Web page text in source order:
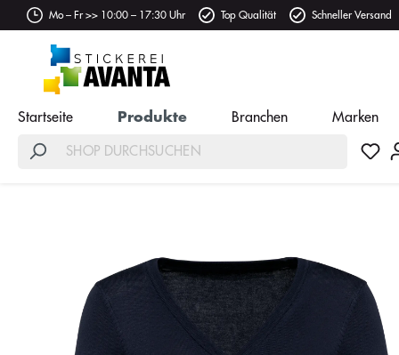
Mo – Fr >> 10:00 – 17:30 Uhr Top Qualität Schneller Versand
Startseite Produkte Branchen Marken